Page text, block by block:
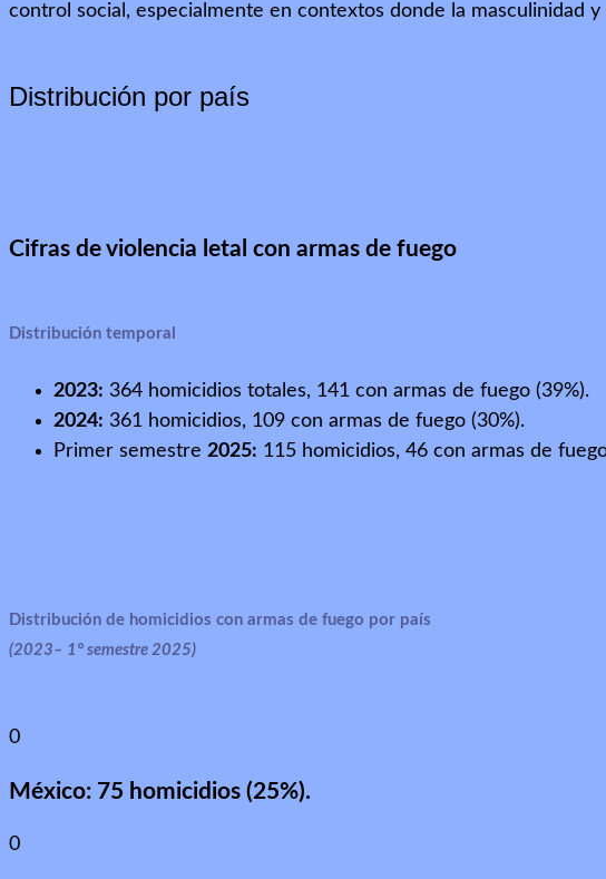
control social, especialmente en contextos donde la masculinidad
Distribución por país
Cifras de violencia letal con armas de fuego
Distribución temporal
2023: 364 homicidios totales, 141 con armas de fuego (39%).
2024: 361 homicidios, 109 con armas de fuego (30%).
Primer semestre 2025: 115 homicidios, 46 con armas de
Distribución de homicidios con armas de fuego por país
(2023– 1° semestre 2025)
0
México: 75 homicidios (25%).
0